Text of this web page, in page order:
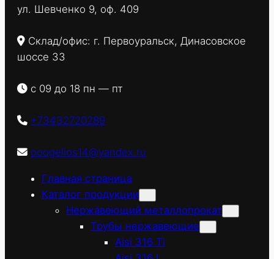
ул. Шевченко 9, оф. 409
Склад/офис: г. Первоуральск, Динасовское
шоссе 33
с 09 до 18 пн — пт
+73432720289
ooogelios14@yandex.ru
Главная страница
Каталог продукции
Нержавеющий металлопрокат
Трубы нержавеющие
Aisi 316 Ti